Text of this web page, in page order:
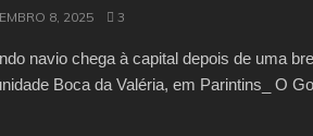
8, 2025 3
navio chega à capital depois de uma
Boca da Valéria, em Parintins_ O